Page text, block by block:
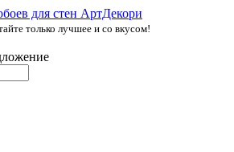
только лучшее и со вкусом!